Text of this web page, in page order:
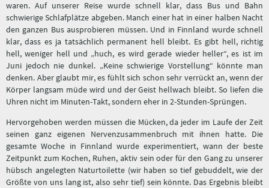
waren. Auf unserer Reise wurde schnell klar, dass Bus und Bahn
schwierige Schlafplätze abgeben. Manch einer hat in einer halben Nacht
den ganzen Bus ausprobieren müssen. Und in Finnland wurde schnell
klar, dass es ja tatsächlich permanent hell bleibt. Es gibt hell, richtig
hell, weniger hell und „huch, es wird gerade wieder heller“, es ist im
Juni jedoch nie dunkel. „Keine schwierige Vorstellung“ könnte man
denken. Aber glaubt mir, es fühlt sich schon sehr verrückt an, wenn der
Körper langsam müde wird und der Geist hellwach bleibt. So liefen die
Uhren nicht im Minuten-Takt, sondern eher in 2-Stunden-Sprüngen.
Hervorgehoben werden müssen die Mücken, da jeder im Laufe der Zeit
seinen ganz eigenen Nervenzusammenbruch mit ihnen hatte. Die
gesamte Woche in Finnland wurde experimentiert, wann der beste
Zeitpunkt zum Kochen, Ruhen, aktiv sein oder für den Gang zu unserer
hübsch angelegten Naturtoilette (wir haben so tief gebuddelt, wie der
Größte von uns lang ist, also sehr tief) sein könnte. Das Ergebnis bleibt